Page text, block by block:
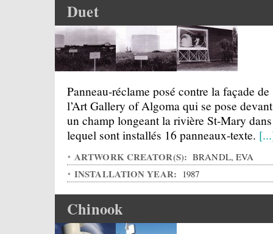
Duet
Panneau-réclame posé contre la façade de
l’Art Gallery of Algoma qui se pose devant
un champ longeant la rivière St-Mary dans
lequel sont installés 16 panneaux-texte.
ARTWORK CREATOR(S): BRANDL, EVA
INSTALLATION YEAR: 1987
Chinook